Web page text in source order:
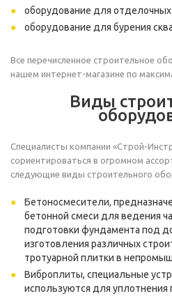
оборудование для отделочных
оборудование для бурения
Все перечисленное строительное
нашем интернет-магазине по
Виды
Специалисты компании «Строй-
сориентироваться в огромном
следующие виды строительного
Бетоносмесители,
бетонной смеси для ведения
подготовки фундамента под
изготовления различных
тротуарной плитки в
Виброплиты, специальные
используются для уплотнения